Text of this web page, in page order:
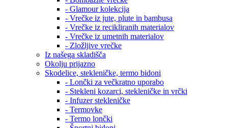
- Glamour kolekcija
- Vrečke iz jute, plute in bambusa
- Vrečke iz recikliranih materialov
- Vrečke iz umetnih materialov
- Zložljive vrečke
Iz našega skladišča
Okolju prijazno
Skodelice, stekleničke, termo bidoni
- Lončki za večkratno uporabo
- Stekleni kozarci, stekleničke in vrčki
- Infuzer stekleničke
- Termovke
- Termo lončki